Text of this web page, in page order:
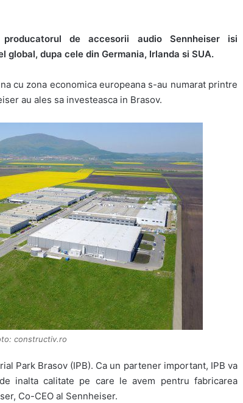
de accesorii audio Sennheiser isi
dupa cele din Germania, Irlanda si SUA.
cu zona economica europeana s-au numarat printre
au ales sa investeasca in Brasov.
constructiv.ro
Park Brasov (IPB). Ca un partener important, IPB va
inalta calitate pe care le avem pentru fabricarea
Co-CEO al Sennheiser.